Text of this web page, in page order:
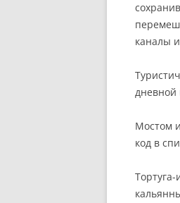
каналы
дневной
Мостом
код в